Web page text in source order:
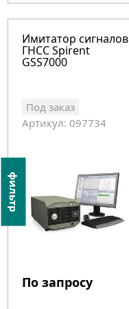
фильтр
Имитатор сигналов
ГНСС Spirent
GSS7000
Под заказ
Артикул: 097734
По запросу